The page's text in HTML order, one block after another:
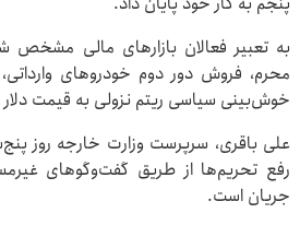
به تعبیر فعالان بازارهای مالی مشخص
محرم، فروش دور دوم خودروهای
خوش‌بینی سیاسی ریتم نزولی به قیمت دلار
علی باقری، سرپرست وزارت خارجه روز
رفع تحریم‌ها از طریق گفت‌وگوهای
جریان است.